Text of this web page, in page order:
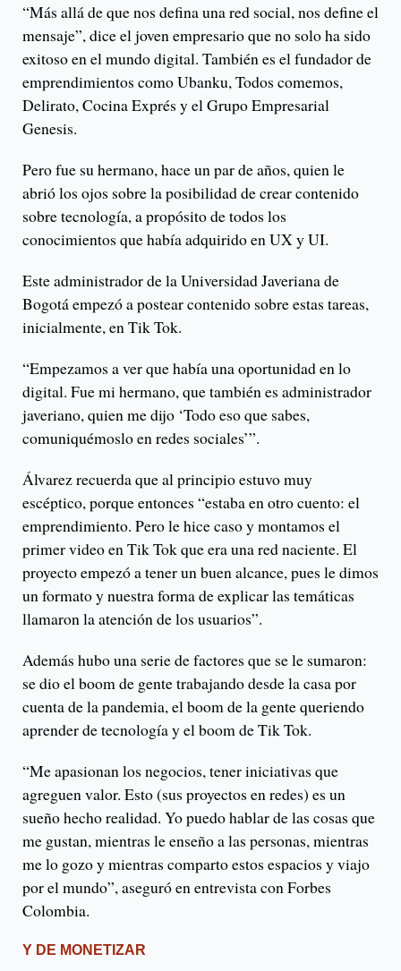
“Más allá de que nos defina una red social, nos define el
mensaje”, dice el joven empresario que no solo ha sido
exitoso en el mundo digital. También es el fundador de
emprendimientos como Ubanku, Todos comemos,
Delirato, Cocina Exprés y el Grupo Empresarial
Genesis.
Pero fue su hermano, hace un par de años, quien le
abrió los ojos sobre la posibilidad de crear contenido
sobre tecnología, a propósito de todos los
conocimientos que había adquirido en UX y UI.
Este administrador de la Universidad Javeriana de
Bogotá empezó a postear contenido sobre estas tareas,
inicialmente, en Tik Tok.
“Empezamos a ver que había una oportunidad en lo
digital. Fue mi hermano, que también es administrador
javeriano, quien me dijo ‘Todo eso que sabes,
comuniquémoslo en redes sociales’”.
Álvarez recuerda que al principio estuvo muy
escéptico, porque entonces “estaba en otro cuento: el
emprendimiento. Pero le hice caso y montamos el
primer video en Tik Tok que era una red naciente. El
proyecto empezó a tener un buen alcance, pues le dimos
un formato y nuestra forma de explicar las temáticas
llamaron la atención de los usuarios”.
Además hubo una serie de factores que se le sumaron:
se dio el boom de gente trabajando desde la casa por
cuenta de la pandemia, el boom de la gente queriendo
aprender de tecnología y el boom de Tik Tok.
“Me apasionan los negocios, tener iniciativas que
agreguen valor. Esto (sus proyectos en redes) es un
sueño hecho realidad. Yo puedo hablar de las cosas que
me gustan, mientras le enseño a las personas, mientras
me lo gozo y mientras comparto estos espacios y viajo
por el mundo”, aseguró en entrevista con Forbes
Colombia.
Y DE MONETIZAR